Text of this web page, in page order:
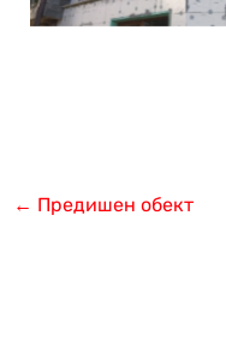
← Предишен обект